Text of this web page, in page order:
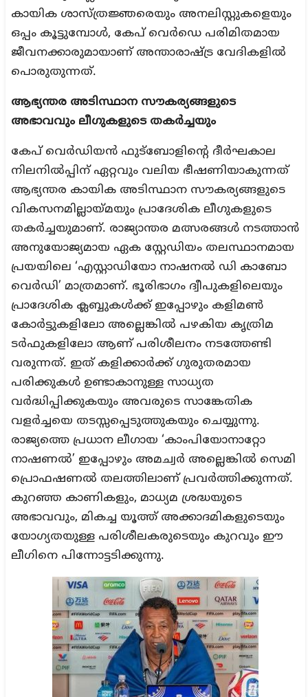
കായിക ശാസ്ത്രജ്ഞരെയും അനലിസ്റ്റുകളെയും
ഒപ്പം കൂട്ടുമ്പോൾ, കേപ് വെർഡെ പരിമിതമായ
ജീവനക്കാരുമായാണ് അന്താരാഷ്ട്ര വേദികളിൽ
പൊരുതുന്നത്.
ആഭ്യന്തര അടിസ്ഥാന സൗകര്യങ്ങളുടെ
അഭാവവും ലീഗുകളുടെ തകർച്ചയും
കേപ് വെർഡിയൻ ഫുട്ബോളിന്റെ ദീർഘകാല
നിലനിൽപ്പിന് ഏറ്റവും വലിയ ഭീഷണിയാകുന്നത്
ആഭ്യന്തര കായിക അടിസ്ഥാന സൗകര്യങ്ങളുടെ
വികസനമില്ലായ്മയും പ്രാദേശിക ലീഗുകളുടെ
തകർച്ചയുമാണ്. രാജ്യാന്തര മത്സരങ്ങൾ നടത്താൻ
അനുയോജ്യമായ ഏക സ്റ്റേഡിയം തലസ്ഥാനമായ
പ്രയയിലെ ‘എസ്റ്റാഡിയോ നാഷനൽ ഡി കാബോ
വെർഡി’ മാത്രമാണ്. ഭൂരിഭാഗം ദ്വീപുകളിലെയും
പ്രാദേശിക ക്ലബ്ബുകൾക്ക് ഇപ്പോഴും കളിമൺ
കോർട്ടുകളിലോ അല്ലെങ്കിൽ പഴകിയ കൃത്രിമ
ടർഫുകളിലോ ആണ് പരിശീലനം നടത്തേണ്ടി
വരുന്നത്. ഇത് കളിക്കാർക്ക് ഗുരുതരമായ
പരിക്കുകൾ ഉണ്ടാകാനുള്ള സാധ്യത
വർദ്ധിപ്പിക്കുകയും അവരുടെ സാങ്കേതിക
വളർച്ചയെ തടസ്സപ്പെടുത്തുകയും ചെയ്യുന്നു.
രാജ്യത്തെ പ്രധാന ലീഗായ ‘കാംപിയോനാറ്റോ
നാഷണൽ’ ഇപ്പോഴും അമച്വർ അല്ലെങ്കിൽ സെമി
പ്രൊഫഷണൽ തലത്തിലാണ് പ്രവർത്തിക്കുന്നത്.
കുറഞ്ഞ കാണികളും, മാധ്യമ ശ്രദ്ധയുടെ
അഭാവവും, മികച്ച യൂത്ത് അക്കാദമികളുടെയും
യോഗ്യതയുള്ള പരിശീലകരുടെയും കുറവും ഈ
ലീഗിനെ പിന്നോട്ടടിക്കുന്നു.